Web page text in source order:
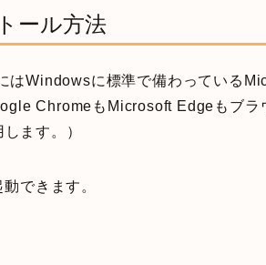
ール方法
はWindowsに標準で備わっている
ChromeもMicrosoft Edgeもブラ
ます。）
できます。